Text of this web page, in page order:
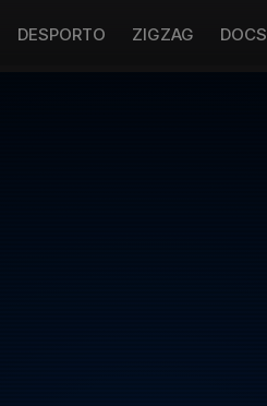
DESPORTO ZIGZAG DOCS